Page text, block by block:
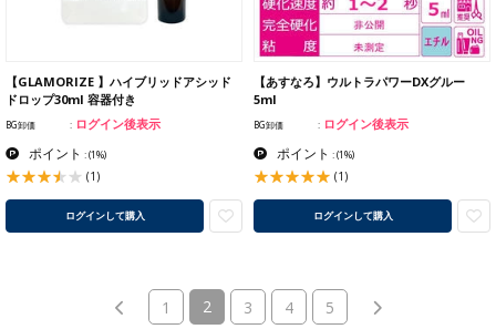
【GLAMORIZE 】ハイブリッドアシッド
ドロップ30ml 容器付き
BG卸価 ログイン後表示
ポイント :(1%)
(1)
ログインして購入
【あすなろ】ウルトラパワーDXグルー
5ml
BG卸価 ログイン後表示
ポイント :(1%)
(1)
ログインして購入
1 2 (current)
3 4 5